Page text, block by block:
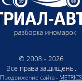
© 2008 - 2026
Все права защищены.
Продвижение сайта - METRICS